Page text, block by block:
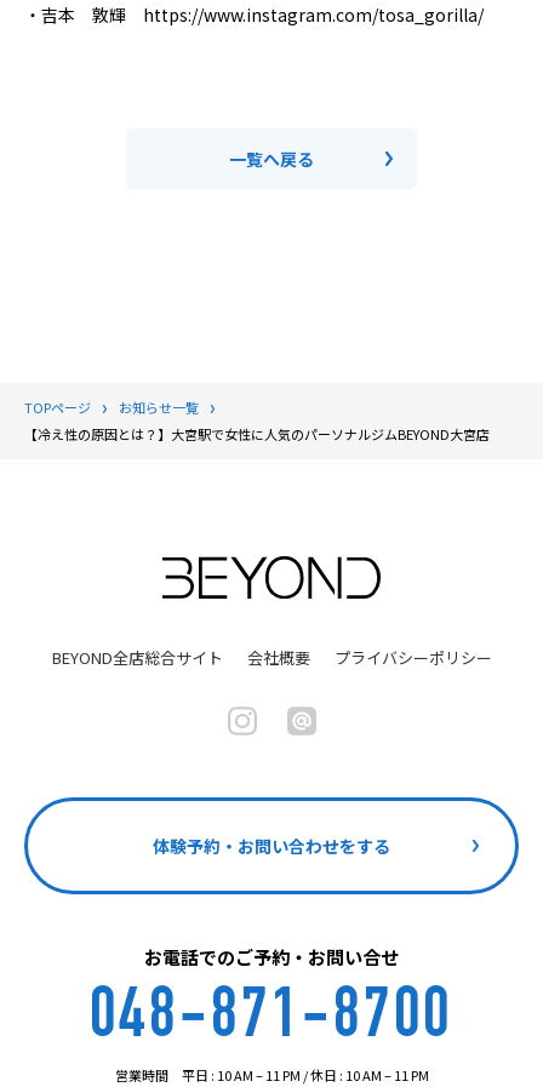
・吉本 敦輝 https://www.instagram.com/tosa_gorilla/
一覧へ戻る
TOPページ
お知らせ一覧
【冷え性の原因とは？】大宮駅で女性に人気のパーソナルジムBEYOND大宮店
BEYOND全店総合サイト 会社概要 プライバシーポリシー
体験予約・お問い合わせをする
お電話でのご予約・お問い合せ
048-871-8700
営業時間 平日 : 10 AM – 11 PM / 休日 : 10 AM – 11 PM